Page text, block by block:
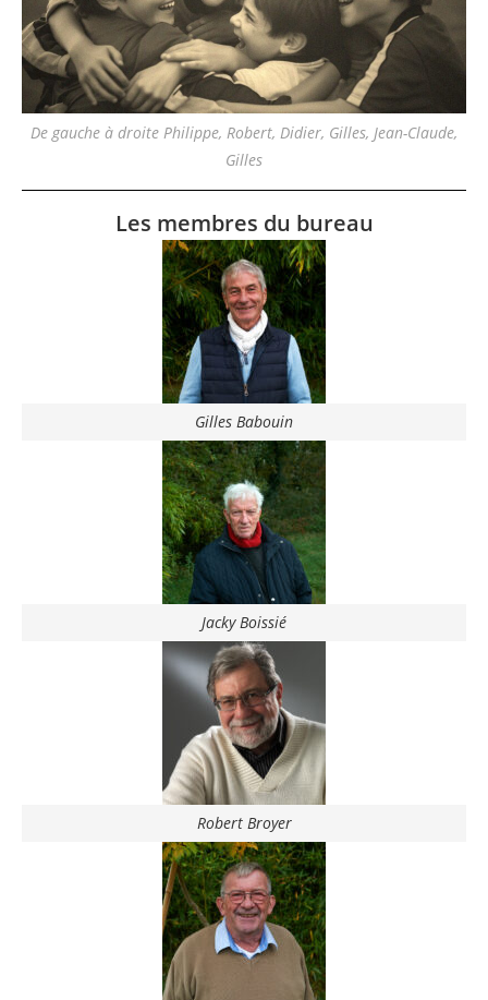
De gauche à droite Philippe, Robert, Didier, Gilles, Jean-Claude,
Gilles
Les membres du bureau
Gilles Babouin
Jacky Boissié
Robert Broyer